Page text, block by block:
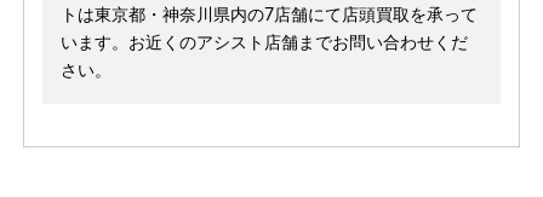
トは東京都・神奈川県内の7店舗にて店頭買取を承って
います。お近くのアシスト店舗までお問い合わせくだ
さい。